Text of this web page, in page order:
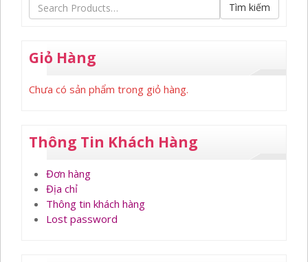
Tìm kiếm
Giỏ Hàng
Chưa có sản phẩm trong giỏ hàng.
Thông Tin Khách Hàng
Đơn hàng
Địa chỉ
Thông tin khách hàng
Lost password